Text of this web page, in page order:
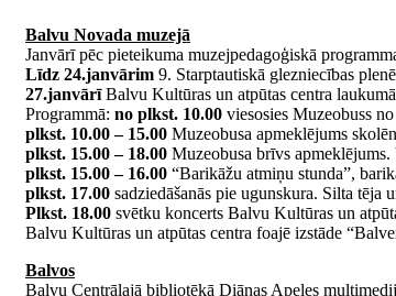
Balvu Novada muzejā
Janvārī pēc pieteikuma muzejpedagoģiskā
Līdz 24.janvārim 9. Starptautiskā glezniecības
27.janvārīBalvu Kultūras un atpūtas centra
Programmā: no plkst. 10.00 viesosies Muzeobuss
plkst. 10.00 – 15.00 Muzeobusa apmeklējums
plkst. 15.00 – 18.00 Muzeobusa brīvs
plkst. 15.00 – 16.00 “Barikāžu atmiņu stunda”,
plkst. 17.00 sadziedāšanās pie ugunskura. Silta tēja
Plkst. 18.00 svētku koncerts Balvu Kultūras un
Balvu Kultūras un atpūtas centra foajē izstāde
Balvos
Balvu Centrālajā bibliotēkā Diānas Apeles